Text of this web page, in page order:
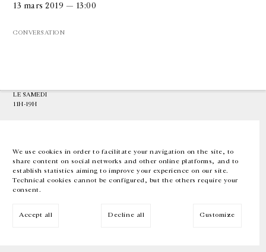
We use cookies in order to facilitate your navigation on the site, to
share content on social networks and other online platforms, and to
establish statistics aiming to improve your experience on our site.
Technical cookies cannot be configured, but the others require your
consent.
Accept all Decline all Customize
13 mars 2019 — 13:00
CONVERSATION
GALERIE CHANTAL CROUSEL
T.+33 1 42 77 38 87
LE SAMEDI
11H-19H
EN FR 中文 Facebook Instagram
Inscrivez-vous à notre newsletter